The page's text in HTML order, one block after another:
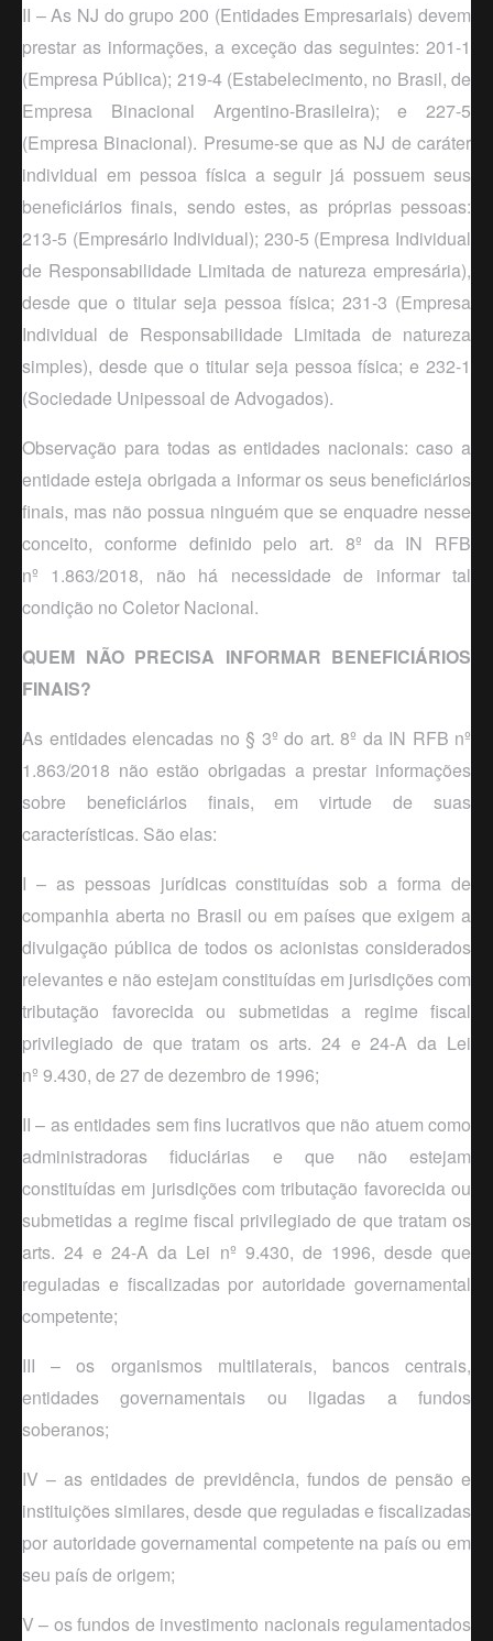
II – As NJ do grupo 200 (Entidades Empresariais) devem
prestar as informações, a exceção das seguintes: 201-1
(Empresa Pública); 219-4 (Estabelecimento, no Brasil, de
Empresa Binacional Argentino-Brasileira); e 227-5
(Empresa Binacional). Presume-se que as NJ de caráter
individual em pessoa física a seguir já possuem seus
beneficiários finais, sendo estes, as próprias pessoas:
213-5 (Empresário Individual); 230-5 (Empresa Individual
de Responsabilidade Limitada de natureza empresária),
desde que o titular seja pessoa física; 231-3 (Empresa
Individual de Responsabilidade Limitada de natureza
simples), desde que o titular seja pessoa física; e 232-1
(Sociedade Unipessoal de Advogados).
Observação para todas as entidades nacionais: caso a
entidade esteja obrigada a informar os seus beneficiários
finais, mas não possua ninguém que se enquadre nesse
conceito, conforme definido pelo art. 8º da IN RFB
nº 1.863/2018, não há necessidade de informar tal
condição no Coletor Nacional.
QUEM NÃO PRECISA INFORMAR BENEFICIÁRIOS
FINAIS?
As entidades elencadas no § 3º do art. 8º da IN RFB nº
1.863/2018 não estão obrigadas a prestar informações
sobre beneficiários finais, em virtude de suas
características. São elas:
I – as pessoas jurídicas constituídas sob a forma de
companhia aberta no Brasil ou em países que exigem a
divulgação pública de todos os acionistas considerados
relevantes e não estejam constituídas em jurisdições com
tributação favorecida ou submetidas a regime fiscal
privilegiado de que tratam os arts. 24 e 24-A da Lei
nº 9.430, de 27 de dezembro de 1996;
II – as entidades sem fins lucrativos que não atuem como
administradoras fiduciárias e que não estejam
constituídas em jurisdições com tributação favorecida ou
submetidas a regime fiscal privilegiado de que tratam os
arts. 24 e 24-A da Lei nº 9.430, de 1996, desde que
reguladas e fiscalizadas por autoridade governamental
competente;
III – os organismos multilaterais, bancos centrais,
entidades governamentais ou ligadas a fundos
soberanos;
IV – as entidades de previdência, fundos de pensão e
instituições similares, desde que reguladas e fiscalizadas
por autoridade governamental competente na país ou em
seu país de origem;
V – os fundos de investimento nacionais regulamentados